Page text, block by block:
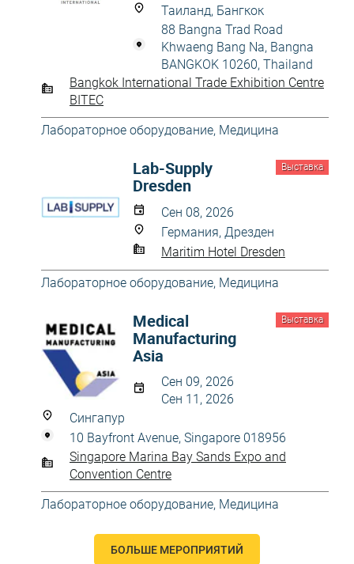
Таиланд, Бангкок
88 Bangna Trad Road
Khwaeng Bang Na, Bangna
BANGKOK 10260, Thailand
Bangkok International Trade Exhibition Centre
BITEC
Лабораторное оборудование, Медицина
Выставка
Lab-Supply
Dresden
Сен 08, 2026
Германия, Дрезден
Maritim Hotel Dresden
Лабораторное оборудование, Медицина
Выставка
Medical
Manufacturing
Asia
Сен 09, 2026
Сен 11, 2026
Сингапур
10 Bayfront Avenue, Singapore 018956
Singapore Marina Bay Sands Expo and
Convention Centre
Лабораторное оборудование, Медицина
БОЛЬШЕ МЕРОПРИЯТИЙ